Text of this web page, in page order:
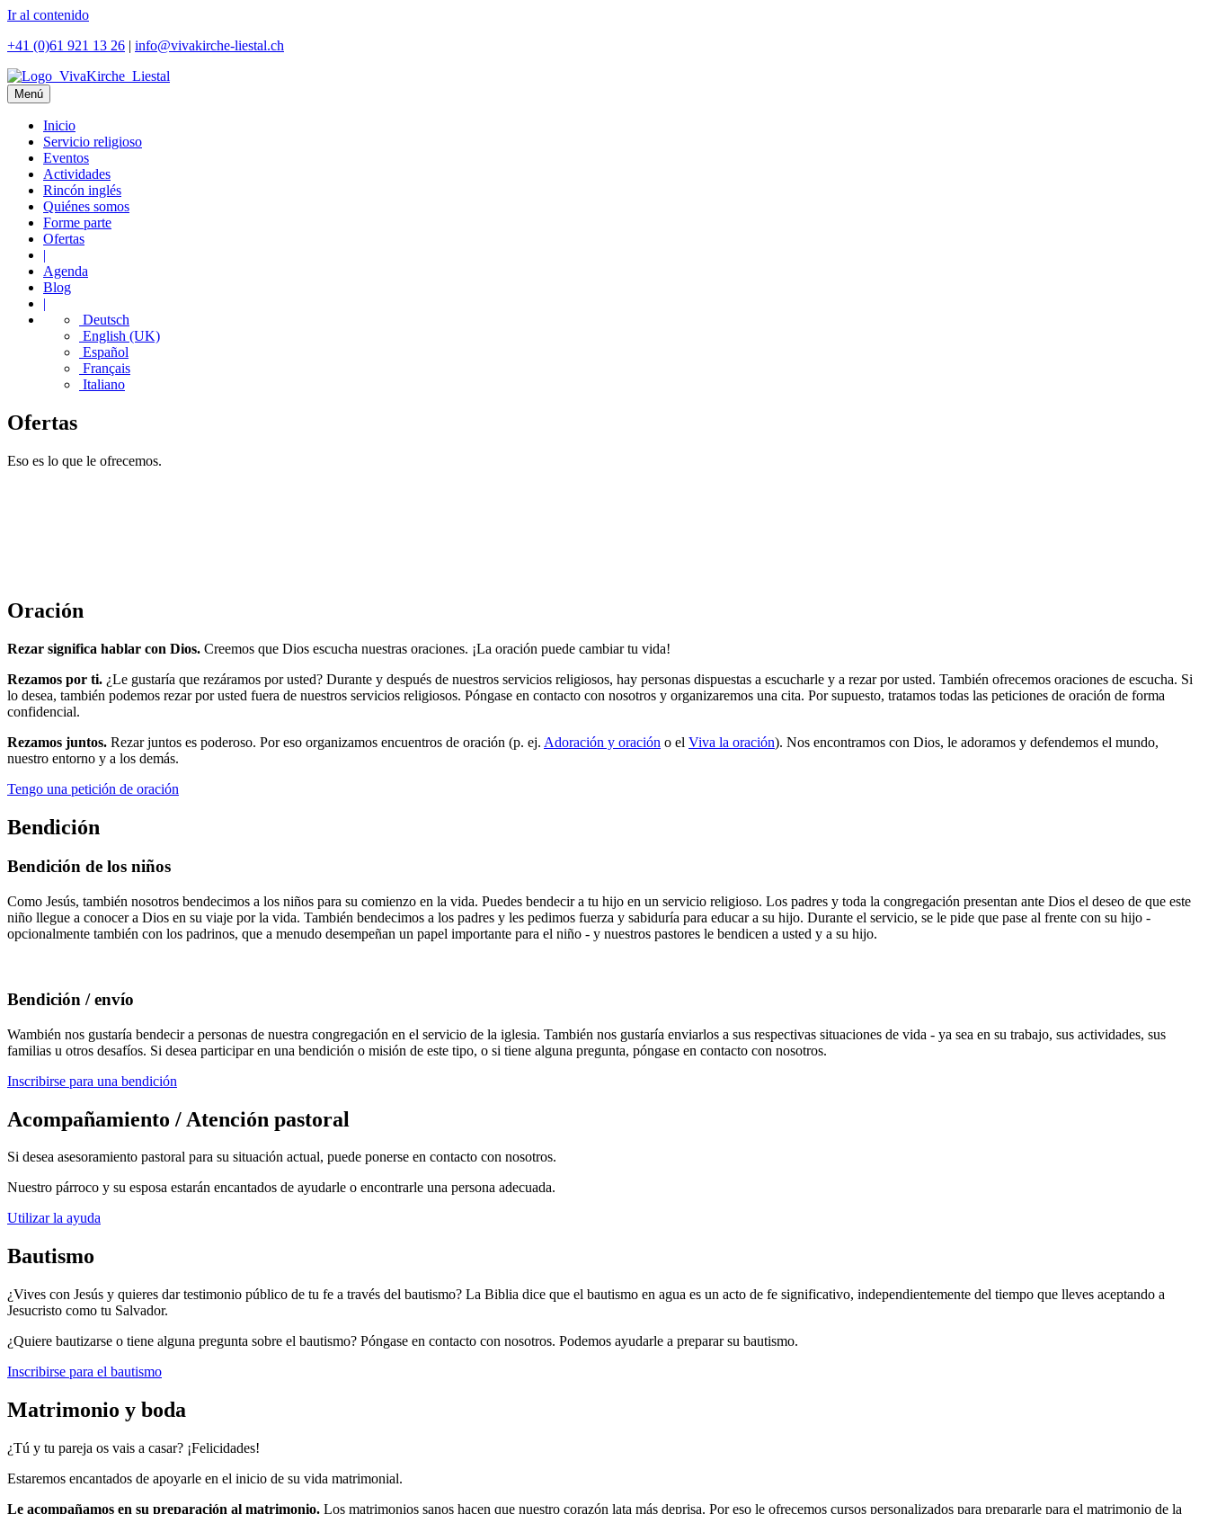
Ir al contenido
+41 (0)61 921 13 26 | info@vivakirche-liestal.ch
Menú
Inicio
Servicio religioso
Eventos
Actividades
Rincón inglés
Quiénes somos
Forme parte
Ofertas
|
Agenda
Blog
|
Deutsch
English (UK)
Español
Français
Italiano
Ofertas
Eso es lo que le ofrecemos.
Oración
Rezar significa hablar con Dios. Creemos que Dios escucha nuestras oraciones. ¡La oración puede cambiar tu vida!
Rezamos por ti. ¿Le gustaría que rezáramos por usted? Durante y después de nuestros servicios religiosos, hay personas dispuestas a escucharle y a rezar por usted. También ofrecemos oraciones de escucha. Si
lo desea, también podemos rezar por usted fuera de nuestros servicios religiosos. Póngase en contacto con nosotros y organizaremos una cita. Por supuesto, tratamos todas las peticiones de oración de forma
confidencial.
Rezamos juntos. Rezar juntos es poderoso. Por eso organizamos encuentros de oración (p. ej. Adoración y oración o el Viva la oración). Nos encontramos con Dios, le adoramos y defendemos el mundo,
nuestro entorno y a los demás.
Tengo una petición de oración
Bendición
Bendición de los niños
Como Jesús, también nosotros bendecimos a los niños para su comienzo en la vida. Puedes bendecir a tu hijo en un servicio religioso. Los padres y toda la congregación presentan ante Dios el deseo de que este
niño llegue a conocer a Dios en su viaje por la vida. También bendecimos a los padres y les pedimos fuerza y sabiduría para educar a su hijo. Durante el servicio, se le pide que pase al frente con su hijo -
opcionalmente también con los padrinos, que a menudo desempeñan un papel importante para el niño - y nuestros pastores le bendicen a usted y a su hijo.
Bendición / envío
Wambién nos gustaría bendecir a personas de nuestra congregación en el servicio de la iglesia. También nos gustaría enviarlos a sus respectivas situaciones de vida - ya sea en su trabajo, sus actividades, sus
familias u otros desafíos. Si desea participar en una bendición o misión de este tipo, o si tiene alguna pregunta, póngase en contacto con nosotros.
Inscribirse para una bendición
Acompañamiento / Atención pastoral
Si desea asesoramiento pastoral para su situación actual, puede ponerse en contacto con nosotros.
Nuestro párroco y su esposa estarán encantados de ayudarle o encontrarle una persona adecuada.
Utilizar la ayuda
Bautismo
¿Vives con Jesús y quieres dar testimonio público de tu fe a través del bautismo? La Biblia dice que el bautismo en agua es un acto de fe significativo, independientemente del tiempo que lleves aceptando a
Jesucristo como tu Salvador.
¿Quiere bautizarse o tiene alguna pregunta sobre el bautismo? Póngase en contacto con nosotros. Podemos ayudarle a preparar su bautismo.
Inscribirse para el bautismo
Matrimonio y boda
¿Tú y tu pareja os vais a casar? ¡Felicidades!
Estaremos encantados de apoyarle en el inicio de su vida matrimonial.
Le acompañamos en su preparación al matrimonio. Los matrimonios sanos hacen que nuestro corazón lata más deprisa. Por eso le ofrecemos cursos personalizados para prepararle para el matrimonio de la